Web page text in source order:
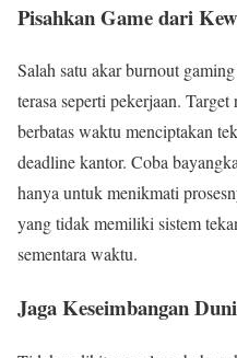
Pisahkan Game dari
Salah satu akar burnout
terasa seperti pekerjaan.
berbatas waktu menciptakan
deadline kantor. Coba
hanya untuk menikmati
yang tidak memiliki sistem
sementara waktu.
Jaga Keseimbangan